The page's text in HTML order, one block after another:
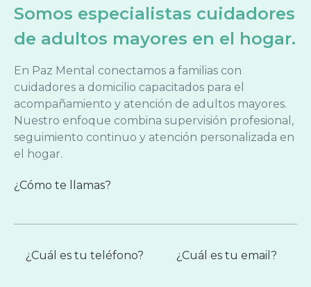
Somos especialistas cuidadores
de adultos mayores en el hogar.
En Paz Mental conectamos a familias con
cuidadores a domicilio capacitados para el
acompañamiento y atención de adultos mayores.
Nuestro enfoque combina supervisión profesional,
seguimiento continuo y atención personalizada en
el hogar.
¿Cómo te llamas?
¿Cuál es tu teléfono? ¿Cuál es tu email?